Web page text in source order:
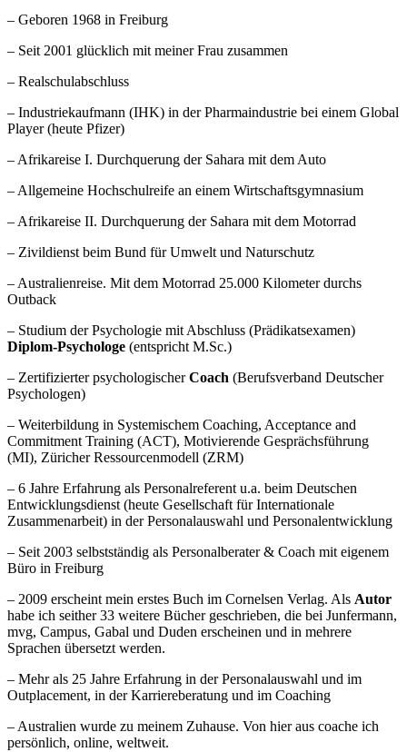
– Geboren 1968 in Freiburg
– Seit 2001 glücklich mit meiner Frau zusammen
– Realschulabschluss
– Industriekaufmann (IHK) in der Pharmaindustrie bei einem Global
Player (heute Pfizer)
– Afrikareise I. Durchquerung der Sahara mit dem Auto
– Allgemeine Hochschulreife an einem Wirtschaftsgymnasium
– Afrikareise II. Durchquerung der Sahara mit dem Motorrad
– Zivildienst beim Bund für Umwelt und Naturschutz
– Australienreise. Mit dem Motorrad 25.000 Kilometer durchs
Outback
– Studium der Psychologie mit Abschluss (Prädikatsexamen)
Diplom-Psychologe (entspricht M.Sc.)
– Zertifizierter psychologischerCoach (Berufsverband Deutscher
Psychologen)
– Weiterbildung in Systemischem Coaching, Acceptance and
Commitment Training (ACT), Motivierende Gesprächsführung
(MI), Züricher Ressourcenmodell (ZRM)
– 6 Jahre Erfahrung als Personalreferent u.a. beim Deutschen
Entwicklungsdienst (heute Gesellschaft für Internationale
Zusammenarbeit) in der Personalauswahl und Personalentwicklung
– Seit 2003 selbstständig als Personalberater & Coach mit eigenem
Büro in Freiburg
– 2009 erscheint mein erstes Buch im Cornelsen Verlag. Als Autor
habe ich seither 33 weitere Bücher geschrieben, die bei Junfermann,
mvg, Campus, Gabal und Duden erscheinen und in mehrere
Sprachen übersetzt werden.
– Mehr als 25 Jahre Erfahrung in der Personalauswahl und im
Outplacement, in der Karriereberatung und im Coaching
– Australien wurde zu meinem Zuhause. Von hier aus coache ich
persönlich, online, weltweit.